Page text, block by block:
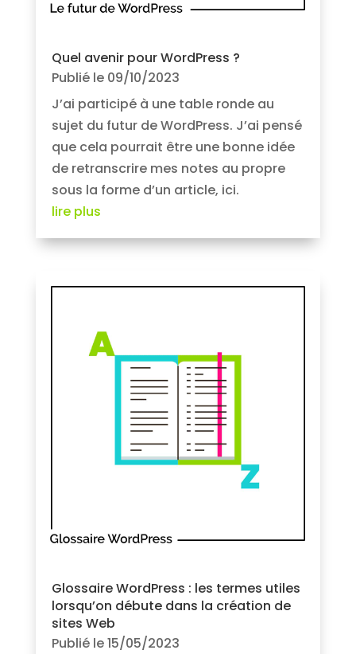
Quel avenir pour WordPress ?
Publié le 09/10/2023
J’ai participé à une table ronde au
sujet du futur de WordPress. J’ai pensé
que cela pourrait être une bonne idée
de retranscrire mes notes au propre
sous la forme d’un article, ici.
lire plus
Glossaire WordPress : les termes utiles
lorsqu’on débute dans la création de
sites Web
Publié le 15/05/2023